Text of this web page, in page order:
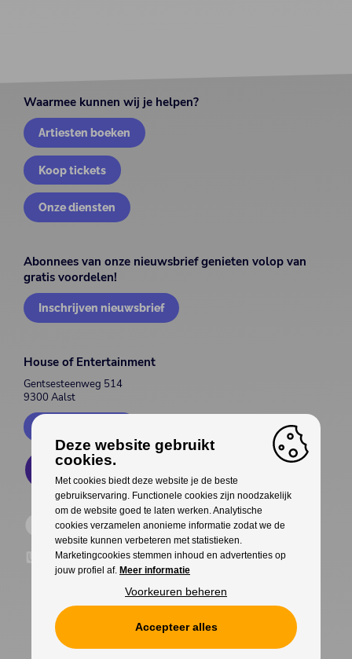
Waarmee kunnen wij je helpen?
Artiesten boeken
Koop tickets
Onze diensten
Abonnees van onze nieuwsbrief genieten volop van
gratis voordelen!
Inschrijven nieuwsbrief
House of Entertainment
Gentsesteenweg 514
9300 Aalst
Cookies Privacy
Deze website gebruikt
cookies.
Met cookies biedt deze website je de beste
gebruikservaring. Functionele cookies zijn noodzakelijk
om de website goed te laten werken. Analytische
cookies verzamelen anonieme informatie zodat we de
website kunnen verbeteren met statistieken.
Marketingcookies stemmen inhoud en advertenties op
jouw profiel af. Meer informatie
Voorkeuren beheren
Accepteer alles